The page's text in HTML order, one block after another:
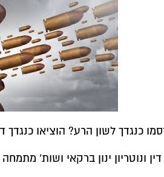
כנגדך לשון הרע? הוציאו
ונוטריון ינון ברקאי ושות'